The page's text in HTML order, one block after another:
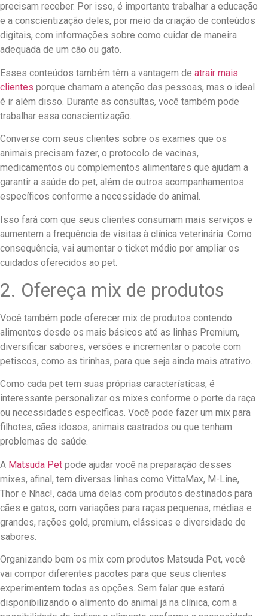
precisam receber. Por isso, é importante trabalhar a educação
e a conscientização deles, por meio da criação de conteúdos
digitais, com informações sobre como cuidar de maneira
adequada de um cão ou gato.
Esses conteúdos também têm a vantagem de atrair mais
clientes porque chamam a atenção das pessoas, mas o ideal
é ir além disso. Durante as consultas, você também pode
trabalhar essa conscientização.
Converse com seus clientes sobre os exames que os
animais precisam fazer, o protocolo de vacinas,
medicamentos ou complementos alimentares que ajudam a
garantir a saúde do pet, além de outros acompanhamentos
específicos conforme a necessidade do animal.
Isso fará com que seus clientes consumam mais serviços e
aumentem a frequência de visitas à clínica veterinária. Como
consequência, vai aumentar o ticket médio por ampliar os
cuidados oferecidos ao pet.
2. Ofereça mix de produtos
Você também pode oferecer mix de produtos contendo
alimentos desde os mais básicos até as linhas Premium,
diversificar sabores, versões e incrementar o pacote com
petiscos, como as tirinhas, para que seja ainda mais atrativo.
Como cada pet tem suas próprias características, é
interessante personalizar os mixes conforme o porte da raça
ou necessidades específicas. Você pode fazer um mix para
filhotes, cães idosos, animais castrados ou que tenham
problemas de saúde.
A Matsuda Pet pode ajudar você na preparação desses
mixes, afinal, tem diversas linhas como VittaMax, M-Line,
Thor e Nhac!, cada uma delas com produtos destinados para
cães e gatos, com variações para raças pequenas, médias e
grandes, rações gold, premium, clássicas e diversidade de
sabores.
Organizando bem os mix com produtos Matsuda Pet, você
vai compor diferentes pacotes para que seus clientes
experimentem todas as opções. Sem falar que estará
disponibilizando o alimento do animal já na clínica, com a